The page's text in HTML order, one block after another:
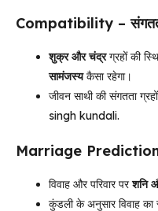
Compatibility –
शुक्र और चंद्रग्रहों की
सामंजस्यकैसा रहेगा।
जीवन साथी की संगतता
singh kundali.
Marriage Predictions
विवाह और परिवार परशनि
कुंडली के अनुसार विवाह